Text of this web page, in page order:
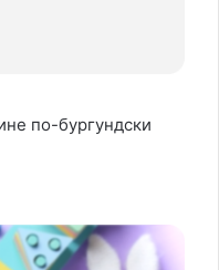
по-бургундски